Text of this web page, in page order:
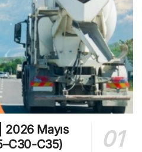
2026 Mayıs
C35)